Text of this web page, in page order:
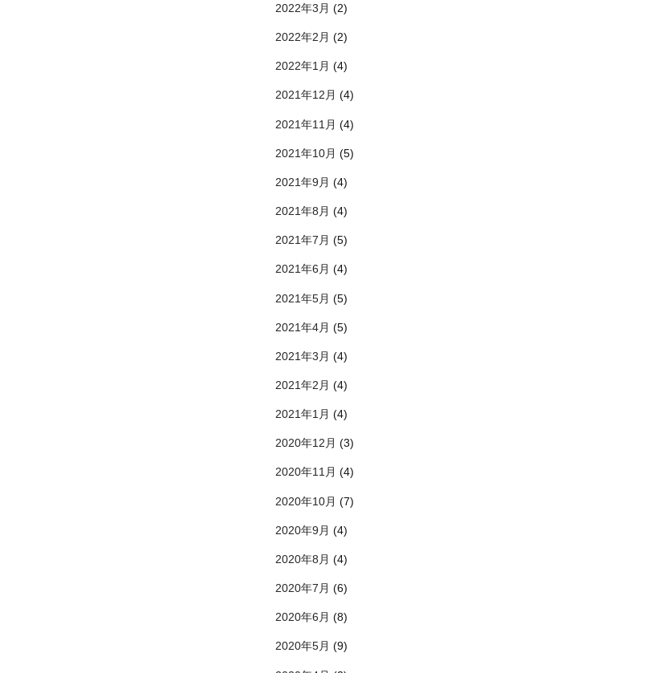
2022年3月 (2)
2022年2月 (2)
2022年1月 (4)
2021年12月 (4)
2021年11月 (4)
2021年10月 (5)
2021年9月 (4)
2021年8月 (4)
2021年7月 (5)
2021年6月 (4)
2021年5月 (5)
2021年4月 (5)
2021年3月 (4)
2021年2月 (4)
2021年1月 (4)
2020年12月 (3)
2020年11月 (4)
2020年10月 (7)
2020年9月 (4)
2020年8月 (4)
2020年7月 (6)
2020年6月 (8)
2020年5月 (9)